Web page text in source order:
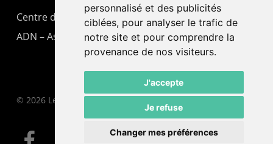
personnalisé et des publicités
ciblées, pour analyser le trafic de
notre site et pour comprendre la
provenance de nos visiteurs.
J'accepte
Je refuse
Changer mes préférences
Centre de culture ABC
ADN – Association Danse Neuchâtel
© 2026 Le Pommier.
facebook email